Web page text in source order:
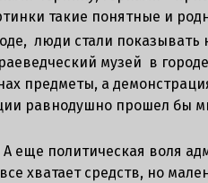
такие понятные и
люди стали показывать
музей в
предметы, а
равнодушно прошел бы
политическая воля
хватает средств, но